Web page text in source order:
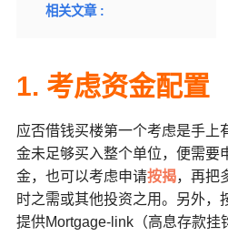
相关文章 :
1. 考虑资金配置
应否借钱买楼第一个考虑是手上
金未足够买入整个单位，便需要
金，也可以考虑申请按揭，再把
时之需或其他投资之用。另外，
提供Mortgage-link（高息存款挂